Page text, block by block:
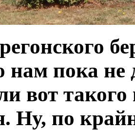
пока не
вот такого
Ну, по